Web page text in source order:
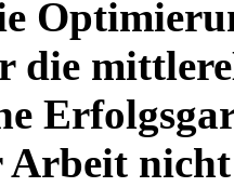
die
Arbeit